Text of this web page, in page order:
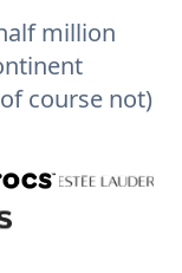
million
course not)